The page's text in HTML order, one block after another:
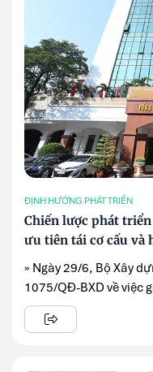
ĐỊNH HƯỚNG PHÁT TRIỂN
Chiến lược phát
ưu tiên tái cơ cấu và
» Ngày 29/6, Bộ Xây
1075/QĐ-BXD về việc